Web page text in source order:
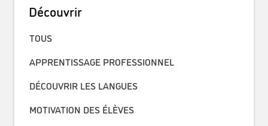
Découvrir
TOUS
APPRENTISSAGE PROFESSIONNEL
DÉCOUVRIR LES LANGUES
MOTIVATION DES ÉLÈVES